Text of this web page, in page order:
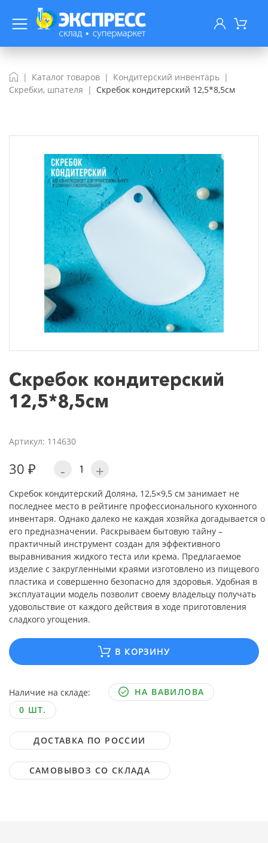
Каталог товаров
Кондитерский инвентарь
Скребки, шпателя
Скребок кондитерский 12,5*8,5см
Скребок кондитерский
12,5*8,5см
Артикул: 114630
30 ₽ - +
Скребок кондитерский Доляна, 12,5×9,5 см занимает не
последнее место в рейтинге профессионального кухонного
инвентаря. Однако далеко не каждая хозяйка догадывается о
его предназначении. Раскрываем бытовую тайну –
практичный инструмент создан для эффективного
выравнивания жидкого теста или крема. Предлагаемое
изделие с закругленными краями изготовлено из пищевого
пластика и совершенно безопасно для здоровья. Удобная в
эксплуатации модель позволит своему владельцу получать
удовольствие от каждого действия в ходе приготовления
сладкого угощения.
В КОРЗИНУ
Наличие на складе:
НА ВАВИЛОВА
0 ШТ.
ДОСТАВКА ПО РОССИИ
САМОВЫВОЗ СО СКЛАДА